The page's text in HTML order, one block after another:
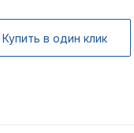
Купить в один клик